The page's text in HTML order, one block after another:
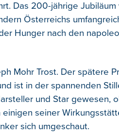
Das 200-jährige Jubiläum
Österreichs
Hunger nach den
Mohr Trost. Der spätere
ist in der spannenden
und Star gewesen,
seiner
sich umgeschaut.